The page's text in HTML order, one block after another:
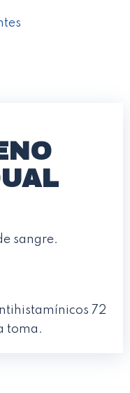
sangre.
72
toma.